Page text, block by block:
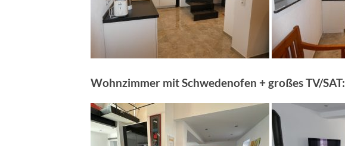
Wohnzimmer mit Schwedenofen + großes TV/SAT: